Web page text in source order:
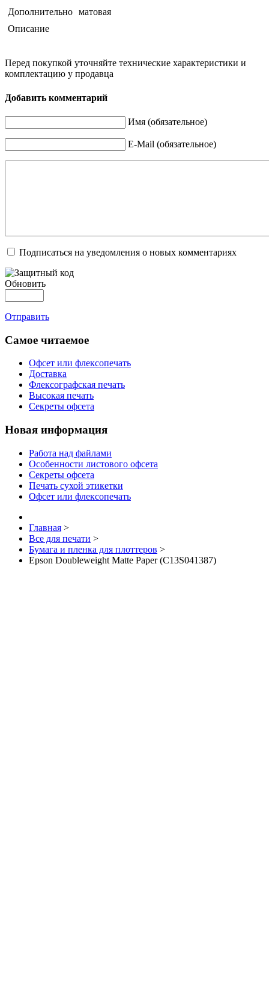
Дополнительно матовая
Описание
Перед покупкой уточняйте технические характеристики и
комплектацию у продавца
Добавить комментарий
Имя (обязательное)
E-Mail (обязательное)
Подписаться на уведомления о новых комментариях
Обновить
Отправить
Самое читаемое
Офсет или флексопечать
Доставка
Флексографская печать
Высокая печать
Секреты офсета
Новая информация
Работа над файлами
Особенности листового офсета
Секреты офсета
Печать сухой этикетки
Офсет или флексопечать
Главная >
Все для печати >
Бумага и пленка для плоттеров >
Epson Doubleweight Matte Paper (C13S041387)